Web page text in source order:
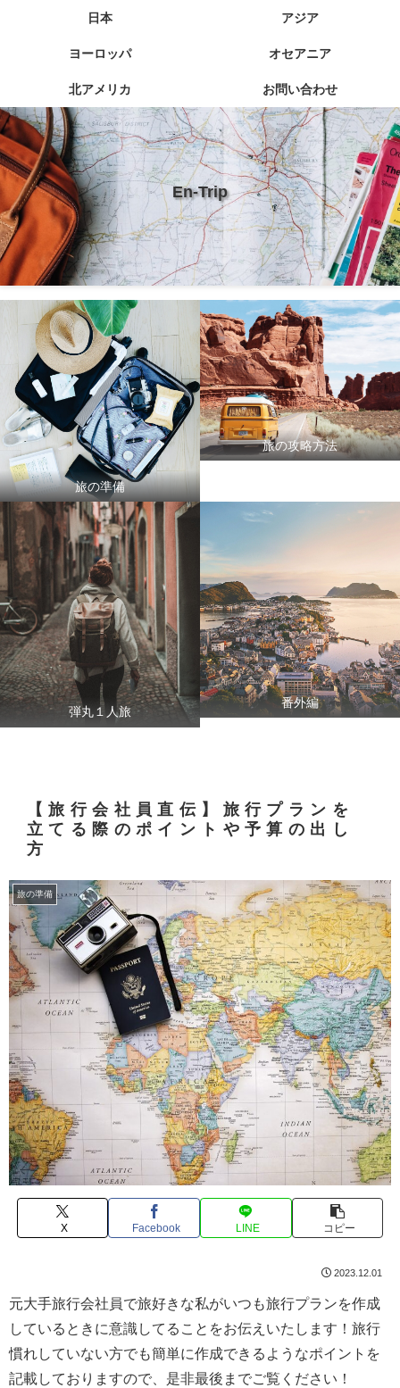
En-Trip
日本 アジア
ヨーロッパ オセアニア
北アメリカ お問い合わせ
旅の準備
旅の攻略方法
弾丸１人旅
番外編
【旅行会社員直伝】旅行プランを
立てる際のポイントや予算の出し
方
旅の準備
X Facebook LINE コピー
2023.12.01
元大手旅行会社員で旅好きな私がいつも旅行プランを作成
しているときに意識してることをお伝えいたします！旅行
慣れしていない方でも簡単に作成できるようなポイントを
記載しておりますので、是非最後までご覧ください！